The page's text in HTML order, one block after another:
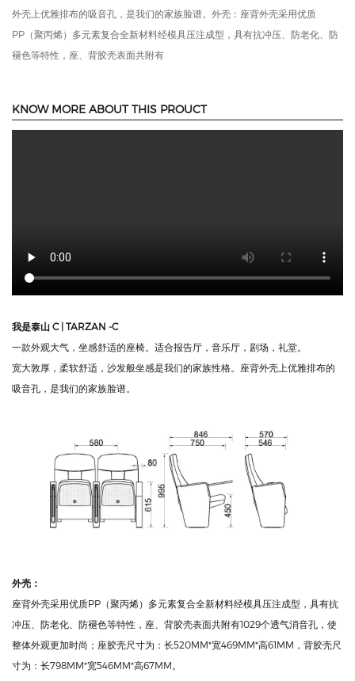
泰山C TARZAN-C 525 - 580mm 可选
ABOUT THIS PROUCT
厅，剧场，礼堂。宽大敦厚，柔软舒适，沙发般坐感是我们的家族性格。座背
外壳上优雅排布的吸音孔，是我们的家族脸谱。外壳：座背外壳采用优质
一款外观大气，坐感舒适的座椅。适合报告厅，音乐厅，剧场，礼堂。
宽大敦厚，柔软舒适，沙发般坐感是我们的家族性格。座背外壳上优雅排布的
吸音孔，是我们的家族脸谱。